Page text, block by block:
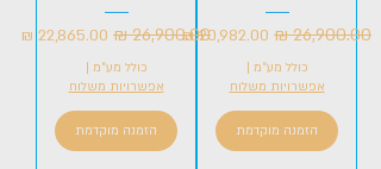
מחיר רגיל מחיר מבצע
כולל מע״מ
אפשרויות משלוח
הזמנה מוקדמת
מחיר רגיל מחיר מבצע
כולל מע״מ
אפשרויות משלוח
הזמנה מוקדמת